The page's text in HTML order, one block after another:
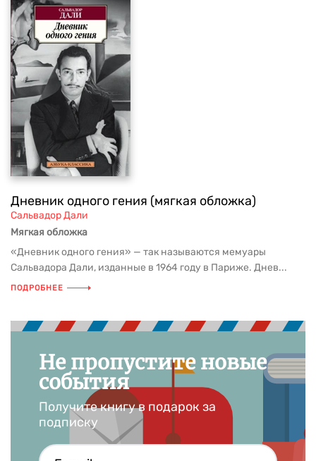
Дневник одного гения (мягкая обложка)
Сальвадор Дали
Мягкая обложка
«Дневник одного гения» — так называются мемуары
Сальвадора Дали, изданные в 1964 году в Париже. Днев...
ПОДРОБНЕЕ
Не пропустите новые
события
Получите книгу в подарок за
подписку